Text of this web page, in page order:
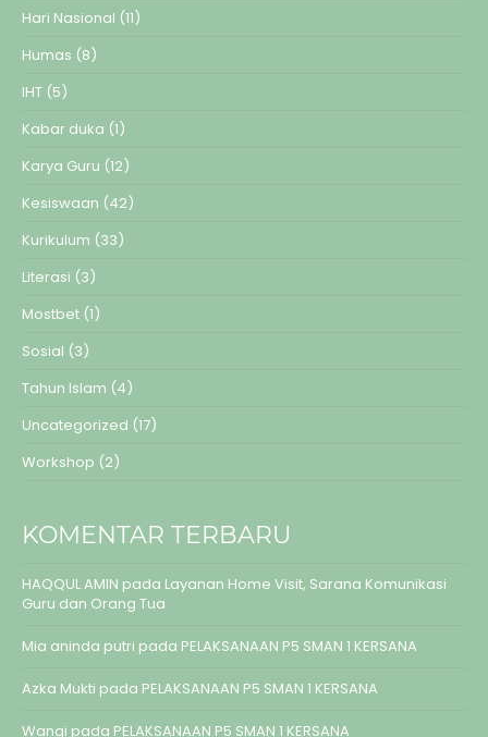
Hari Nasional (11)
Humas (8)
IHT (5)
Kabar duka (1)
Karya Guru (12)
Kesiswaan (42)
Kurikulum (33)
Literasi (3)
Mostbet (1)
Sosial (3)
Tahun Islam (4)
Uncategorized (17)
Workshop (2)
KOMENTAR TERBARU
HAQQUL AMIN pada Layanan Home Visit, Sarana Komunikasi
Guru dan Orang Tua
Mia aninda putri pada PELAKSANAAN P5 SMAN 1 KERSANA
Azka Mukti pada PELAKSANAAN P5 SMAN 1 KERSANA
Wangi pada PELAKSANAAN P5 SMAN 1 KERSANA